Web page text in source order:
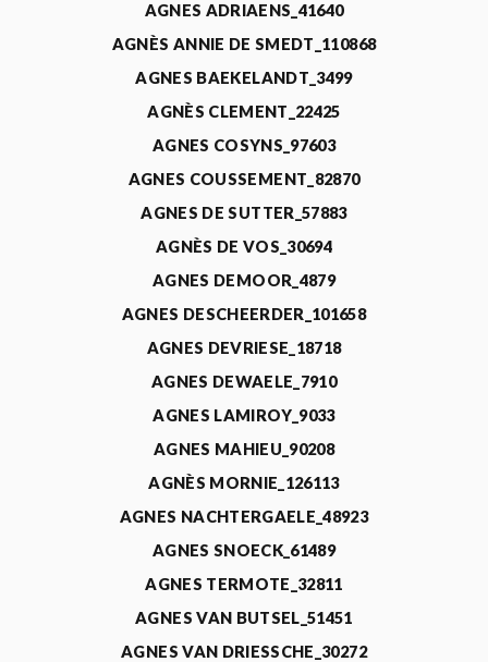
AGNES ADRIAENS_41640
AGNÈS ANNIE DE SMEDT_110868
AGNES BAEKELANDT_3499
AGNÈS CLEMENT_22425
AGNES COSYNS_97603
AGNES COUSSEMENT_82870
AGNES DE SUTTER_57883
AGNÈS DE VOS_30694
AGNES DEMOOR_4879
AGNES DESCHEERDER_101658
AGNES DEVRIESE_18718
AGNES DEWAELE_7910
AGNES LAMIROY_9033
AGNES MAHIEU_90208
AGNÈS MORNIE_126113
AGNES NACHTERGAELE_48923
AGNES SNOECK_61489
AGNES TERMOTE_32811
AGNES VAN BUTSEL_51451
AGNES VAN DRIESSCHE_30272